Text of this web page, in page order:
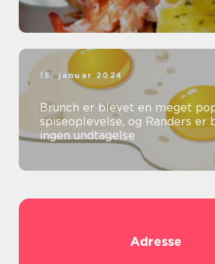
15. januar 2024
Brunch er blevet en meget
spiseoplevelse, og Randers er
ingen undtagelse
Adresse